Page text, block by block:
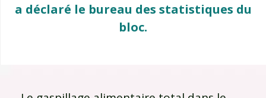
a déclaré le bureau des statistiques du
bloc.